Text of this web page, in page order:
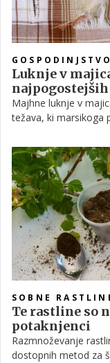
GOSPODINJSTVO
Luknje v
Majhne luknje v
težava, ki marsikoga
SOBNE
Te rastline so
potaknjenci
Razmnoževanje
dostopnih metod za